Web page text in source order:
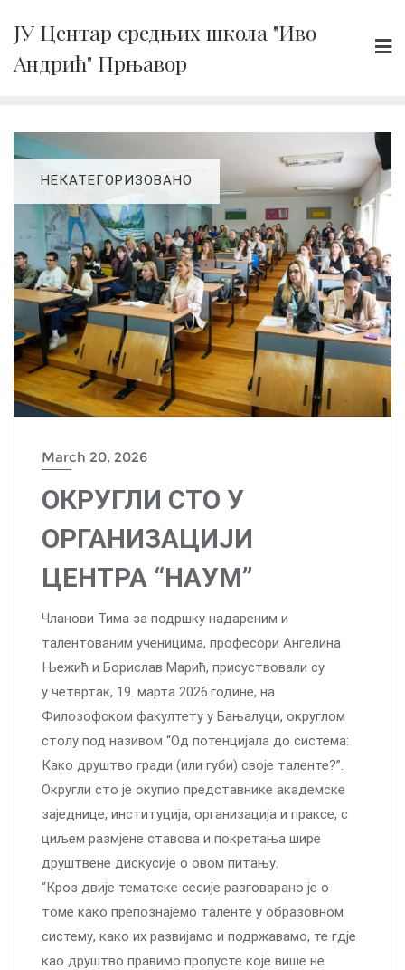
content
ЈУ Центар средњих школа "Иво
Андрић" Прњавор
НЕКАТЕГОРИЗОВАНО
March 20, 2026
ОКРУГЛИ СТО У
ОРГАНИЗАЦИЈИ
ЦЕНТРА “НАУМ”
Чланови Тима за подршку надареним и
талентованим ученицима, професори Ангелина
Њежић и Борислав Марић, присуствовали су
у четвртак, 19. марта 2026.године, на
Филозофском факултету у Бањалуци, округлом
столу под називом “Од потенцијала до система:
Како друштво гради (или губи) своје таленте?”.
Округли сто је oкупио представнике академске
заједнице, институција, организација и праксе, с
циљем размјене ставова и покретања шире
друштвене дискусије о овом питању.
“Кроз двије тематске сесије разговарано је о
томе како препознајемо таленте у образовном
систему, како их развијамо и подржавамо, те гд‌је
као друштво правимо пропусте које више не